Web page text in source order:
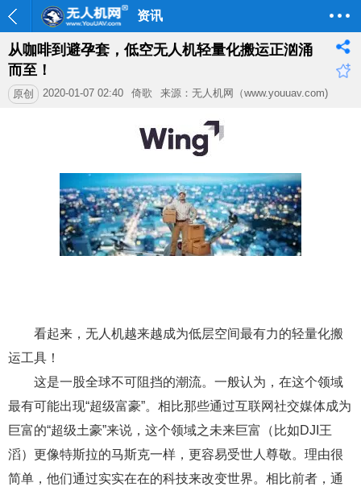
资讯
从咖啡到避孕套，低空无人机轻量化搬运正汹涌
而至！
原创 2020-01-07 02:40 倚歌 来源：无人机网（www.youuav.com)
看起来，无人机越来越成为低层空间最有力的轻量化搬
运工具！
这是一股全球不可阻挡的潮流。一般认为，在这个领域
最有可能出现“超级富豪”。相比那些通过互联网社交媒体成为
巨富的“超级土豪”来说，这个领域之未来巨富（比如DJI王
滔）更像特斯拉的马斯克一样，更容易受世人尊敬。理由很
简单，他们通过实实在在的科技来改变世界。相比前者，通